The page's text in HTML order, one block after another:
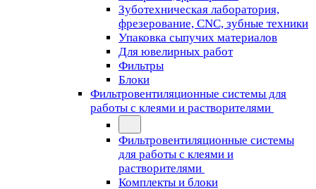
Зуботехническая лаборатория,
фрезерование, CNC, зубные техники
Упаковка сыпучих материалов
Для ювелирных работ
Фильтры
Блоки
Фильтровентиляционные системы для
работы с клеями и растворителями
Фильтровентиляционные системы
для работы с клеями и
растворителями
Комплекты и блоки